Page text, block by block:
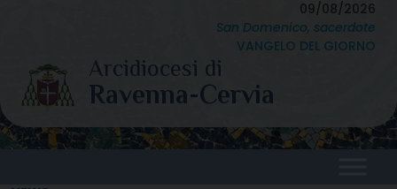
content
09/08/2026
San Domenico, sacerdote
VANGELO DEL GIORNO